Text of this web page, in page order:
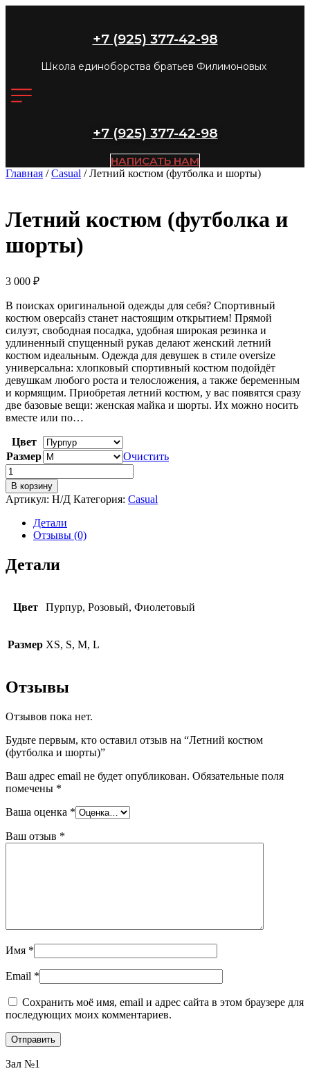
+7 (925) 377-42-98
Школа единоборства братьев Филимоновых
+7 (925) 377-42-98
НАПИСАТЬ НАМ
Главная /Casual / Летний костюм (футболка и шорты)
Летний костюм (футболка и
шорты)
3 000 ₽
В поисках оригинальной одежды для себя? Спортивный
костюм оверсайз станет настоящим открытием! Прямой
силуэт, свободная посадка, удобная широкая резинка и
удлиненный спущенный рукав делают женский летний
костюм идеальным. Одежда для девушек в стиле oversize
универсальна: хлопковый спортивный костюм подойдёт
девушкам любого роста и телосложения, а также беременным
и кормящим. Приобретая летний костюм, у вас появятся сразу
две базовые вещи: женская майка и шорты. Их можно носить
вместе или по…
Цвет
Размер
Очистить
Количество
товара
Летний
костюм
(футболка
шорты)
В корзину
Артикул: Н/Д Категория: Casual
Детали
Отзывы (0)
Детали
Цвет Пурпур, Розовый, Фиолетовый
Размер XS, S, M, L
Отзывы
Отзывов пока нет.
Будьте первым, кто оставил отзыв на “Летний костюм
(футболка и шорты)”
Ваш адрес email не будет опубликован. Обязательные поля
помечены *
Ваша оценка *
Ваш отзыв *
Имя *
Email *
Сохранить моё имя, email и адрес сайта в этом браузере для
последующих моих комментариев.
Зал №1